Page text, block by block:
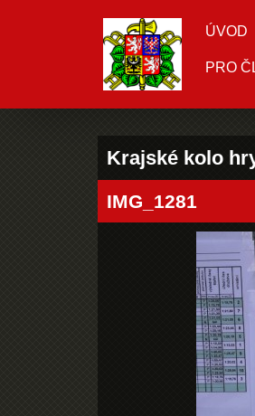
ÚVOD
PRO
Krajské kolo
IMG_1281